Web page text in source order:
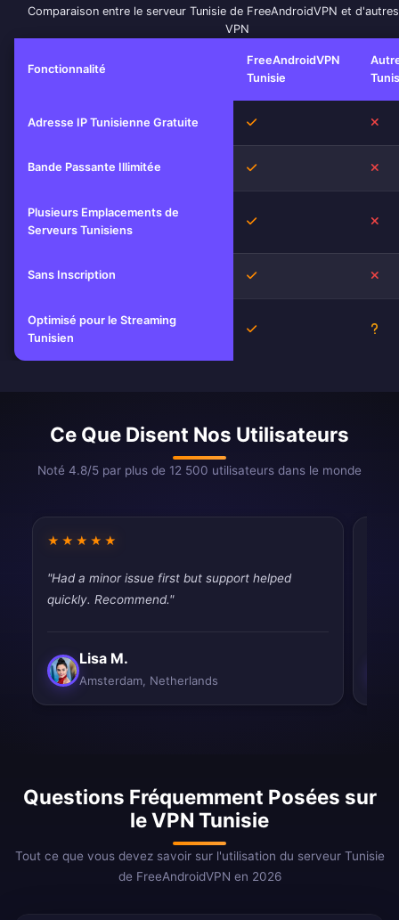
Comparaison entre le serveur Tunisie de FreeAndroidVPN et
VPN
Fonctionnalité
FreeAndroidVPN
Tunisie
Adresse IP Tunisienne Gratuite Oui
Bande Passante Illimitée Oui
Plusieurs Emplacements de
Serveurs Tunisiens
Oui
Sans Inscription Oui
Optimisé pour le Streaming
Tunisien
Oui
Ce Que Disent Nos Utilisateurs
Noté 4.8/5 par plus de 12 500 utilisateurs dans le monde
★★★★★
"Had a minor issue first but support helped
quickly. Recommend."
Lisa M.
Amsterdam, Netherlands
Questions Fréquemment Posées sur
le VPN Tunisie
Tout ce que vous devez savoir sur l'utilisation du serveur Tunisie
de FreeAndroidVPN en 2026